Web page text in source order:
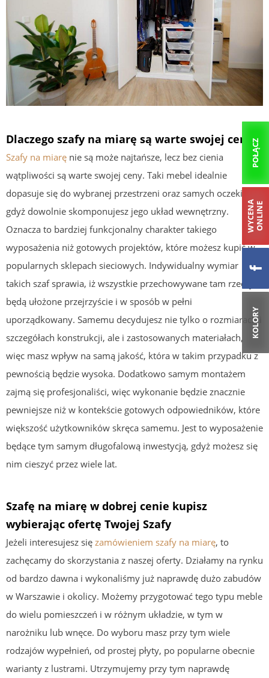
Dlaczego szafy na miarę są warte swojej ceny?
Szafy na miarę nie są może najtańsze, lecz bez cienia
wątpliwości są warte swojej ceny. Taki mebel idealnie
dopasuje się do wybranej przestrzeni oraz samych oczekiwań,
gdyż dowolnie skomponujesz jego układ wewnętrzny.
Oznacza to bardziej funkcjonalny charakter takiego
wyposażenia niż gotowych projektów, które możesz kupić w
popularnych sklepach sieciowych. Indywidualny wymiar
takich szaf sprawia, iż wszystkie przechowywane tam rzeczy
będą ułożone przejrzyście i w sposób w pełni
uporządkowany. Samemu decydujesz nie tylko o rozmiarach i
szczegółach konstrukcji, ale i zastosowanych materiałach,
więc masz wpływ na samą jakość, która w takim przypadku z
pewnością będzie wysoka. Dodatkowo samym montażem
zajmą się profesjonaliści, więc wykonanie będzie znacznie
pewniejsze niż w kontekście gotowych odpowiedników, które
większość użytkowników skręca samemu. Jest to wyposażenie
będące tym samym długofalową inwestycją, gdyż możesz się
nim cieszyć przez wiele lat.
Szafę na miarę w dobrej cenie kupisz
wybierając ofertę Twojej Szafy
Jeżeli interesujesz się zamówieniem szafy na miarę, to
zachęcamy do skorzystania z naszej oferty. Działamy na rynku
od bardzo dawna i wykonaliśmy już naprawdę dużo zabudów
w Warszawie i okolicy. Możemy przygotować tego typu meble
do wielu pomieszczeń i w różnym układzie, w tym w
narożniku lub wnęce. Do wyboru masz przy tym wiele
rodzajów wypełnień, od prostej płyty, po popularne obecnie
warianty z lustrami. Utrzymujemy przy tym naprawdę
KOLORY
W
Y
C
E
N
A
O
N
L
I
NE
POŁĄCZ